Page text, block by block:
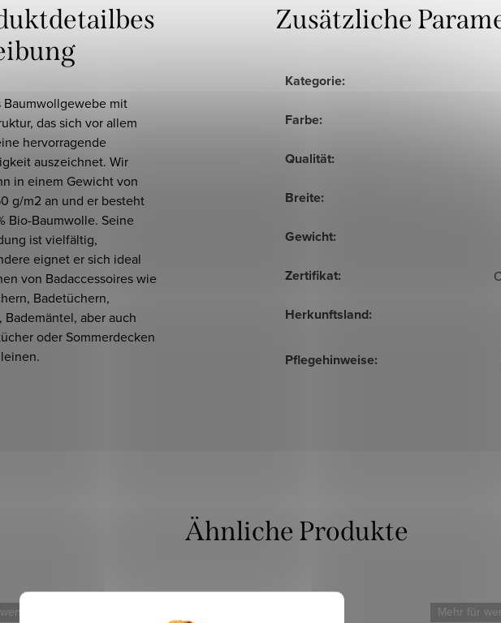
Baumwollgewebe mit
das sich vor allem
hervorragende
auszeichnet. Wir
in einem Gewicht von
g/m2 an und er besteht
Bio-Baumwolle. Seine
ist vielfältig,
eignet er sich ideal
von Badaccessoires wie
Badetüchern,
Bademäntel, aber auch
oder Sommerdecken
Zusätzliche
Kategorie:
Farbe:
Qualität:
Breite:
Gewicht:
Zertifikat:
Herkunftsland:
Pflegehinweise:
Mehr für